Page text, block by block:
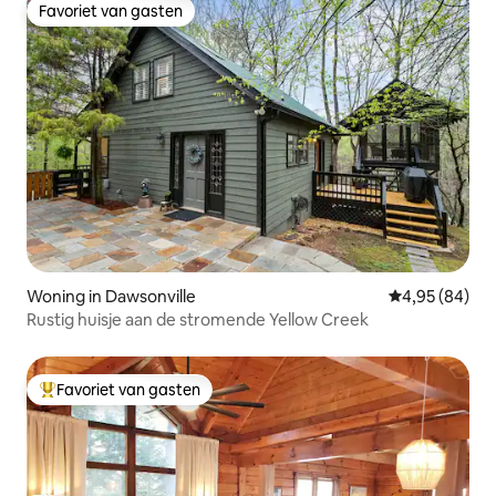
Favoriet van gasten
Favoriet van gasten
Woning in Dawsonville Gemiddelde
4,95 (84)
Rustig huisje aan de stromende Yellow Creek
Topfavoriet van gasten
Favoriet van gasten